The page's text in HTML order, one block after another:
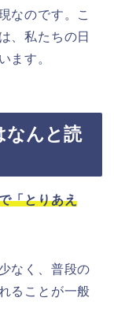
なのです。こ
、私たちの日
ます。
なんと読
「とりあえ
なく、普段の
ることが一般